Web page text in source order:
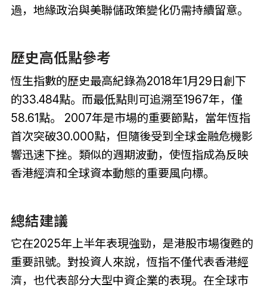
過，地緣政治與美聯儲政策變化仍需持續留意。
歷史高低點參考
恆生指數的歷史最高紀錄為2018年1月29日創下
的33.484點。而最低點則可追溯至1967年，僅
58.61點。 2007年是市場的重要節點，當年恆指
首次突破30.000點，但隨後受到全球金融危機影
響迅速下挫。類似的週期波動，使恆指成為反映
香港經濟和全球資本動態的重要風向標。
總結建議
它在2025年上半年表現強勁，是港股市場復甦的
重要訊號。對投資人來說，恆指不僅代表香港經
濟，也代表部分大型中資企業的表現。在全球市